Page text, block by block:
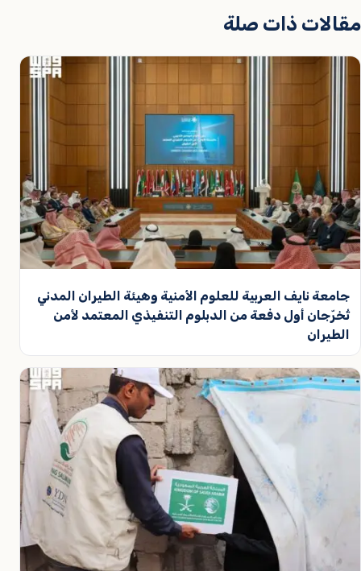
مقالات ذات صلة
جامعة نايف العربية للعلوم الأمنية وهيئة الطيران المدني
تُخرّجان أول دفعة من الدبلوم التنفيذي المعتمد لأمن
الطيران